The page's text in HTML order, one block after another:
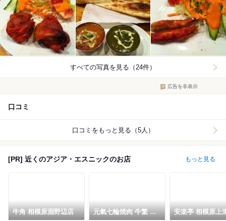
すべての写真を見る（24件）
広告を非表示
口コミ
口コミをもっと見る（5人）
[PR] 近くのアジア・エスニックのお店 もっと見る
牛角 相模原淵野辺店
元氣七輪焼肉 牛繁 相
安楽亭 相模原上